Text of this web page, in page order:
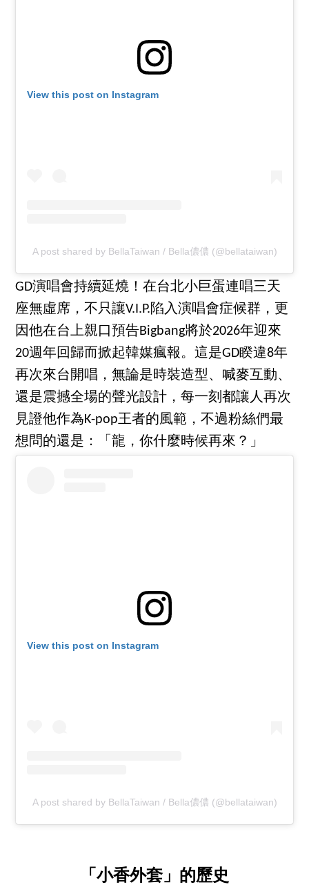
View this post on Instagram
A post shared by BellaTaiwan / Bella儂儂 (@bellataiwan)
GD演唱會持續延燒！在台北小巨蛋連唱三天
座無虛席，不只讓V.I.P.陷入演唱會症候群，更
因他在台上親口預告Bigbang將於2026年迎來
20週年回歸而掀起韓媒瘋報。這是GD睽違8年
再次來台開唱，無論是時裝造型、喊麥互動、
還是震撼全場的聲光設計，每一刻都讓人再次
見證他作為K-pop王者的風範，不過粉絲們最
想問的還是：「龍，你什麼時候再來？」
View this post on Instagram
A post shared by BellaTaiwan / Bella儂儂 (@bellataiwan)
「小香外套」的歷史